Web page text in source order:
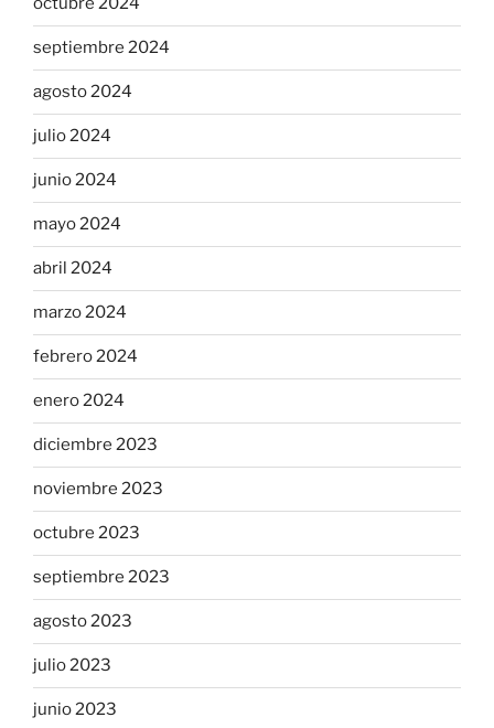
septiembre 2024
agosto 2024
julio 2024
junio 2024
mayo 2024
abril 2024
marzo 2024
febrero 2024
enero 2024
diciembre 2023
noviembre 2023
octubre 2023
septiembre 2023
agosto 2023
julio 2023
junio 2023